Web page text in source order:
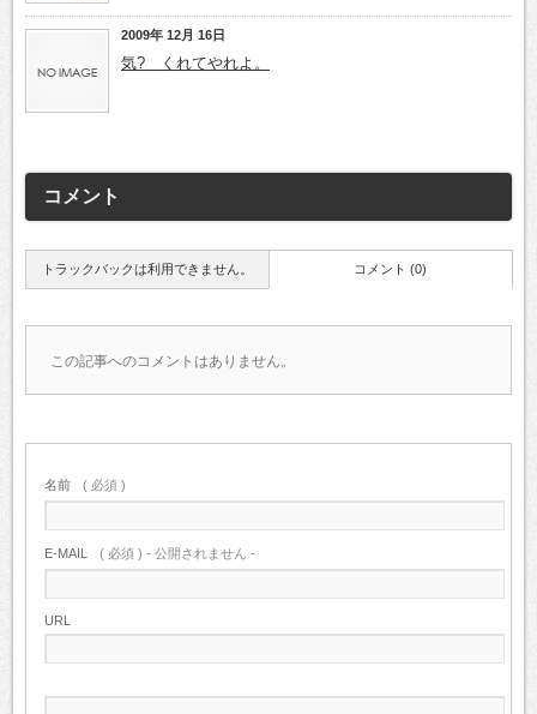
2009年 12月 16日
気? くれてやれよ。
コメント
トラックバックは利用できません。 コメント (0)
この記事へのコメントはありません。
名前 ( 必須 )
E-MAIL ( 必須 ) - 公開されません -
URL